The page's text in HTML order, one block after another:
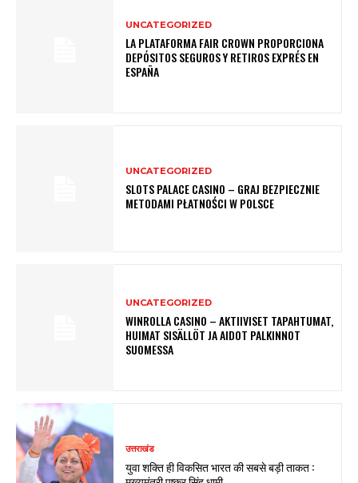
UNCATEGORIZED
LA PLATAFORMA FAIR CROWN PROPORCIONA
DEPÓSITOS SEGUROS Y RETIROS EXPRÉS EN
ESPAÑA
UNCATEGORIZED
SLOTS PALACE CASINO – GRAJ BEZPIECZNIE
METODAMI PŁATNOŚCI W POLSCE
UNCATEGORIZED
WINROLLA CASINO – AKTIIVISET TAPAHTUMAT,
HUIMAT SISÄLLÖT JA AIDOT PALKINNOT
SUOMESSA
उत्तराखंड
युवा शक्ति ही विकसित भारत की सबसे बड़ी ताकत :